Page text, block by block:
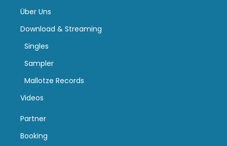
Über Uns
Download & Streaming
Singles
Sampler
Mallotze Records
Videos
Partner
Booking